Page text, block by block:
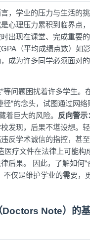
，学业的压力与生活的
心理压力累积到临界点
出现在课堂、完成重要
（平均成绩点数）如
成为许多同学必须面对
等问题困扰着许多学生。
”的念头，试图通过网络
着巨大的风险。 反向警示
发现，后果不堪设想。
反学术诚信的指控，甚
医疗文件在法律上可能构
后果。 因此，了解如何“
不仅是维护学业的需要，
Doctors Note）的